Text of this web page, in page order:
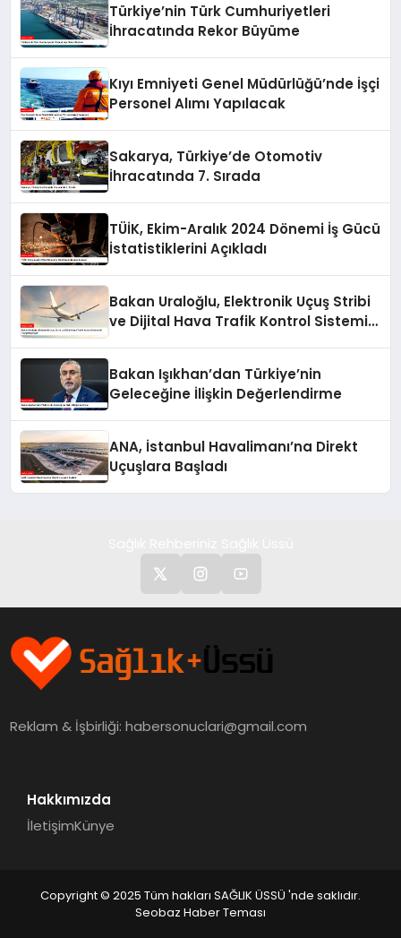
Türkiye’nin Türk Cumhuriyetleri
İhracatında Rekor Büyüme
Kıyı Emniyeti Genel Müdürlüğü’nde İşçi
Personel Alımı Yapılacak
Sakarya, Türkiye’de Otomotiv
İhracatında 7. Sırada
TÜİK, Ekim-Aralık 2024 Dönemi İş Gücü
İstatistiklerini Açıkladı
Bakan Uraloğlu, Elektronik Uçuş Stribi
ve Dijital Hava Trafik Kontrol Sistemini
Bakan Işıkhan’dan Türkiye’nin
Geleceğine İlişkin Değerlendirme
ANA, İstanbul Havalimanı’na Direkt
Uçuşlara Başladı
Reklam & İşbirliği:habersonuclari@gmail.com
Hakkımızda
İletişimKünye
Copyright © 2025 Tüm hakları SAĞLIK ÜSSÜ 'nde saklıdır.
Seobaz Haber Teması